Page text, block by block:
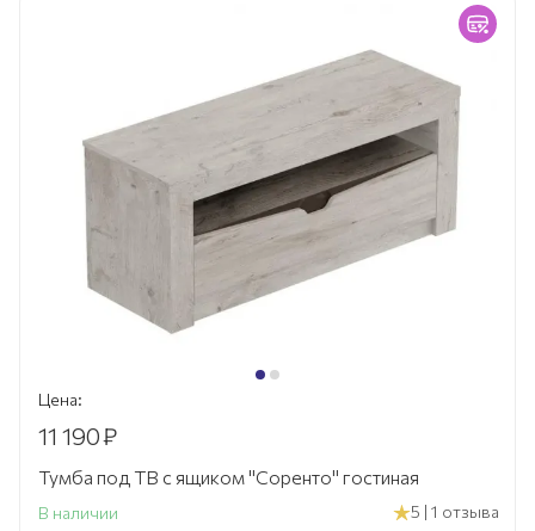
Цена:
11 190₽
Тумба под ТВ с ящиком "Соренто" гостиная
В наличии 5 | 1 отзыва